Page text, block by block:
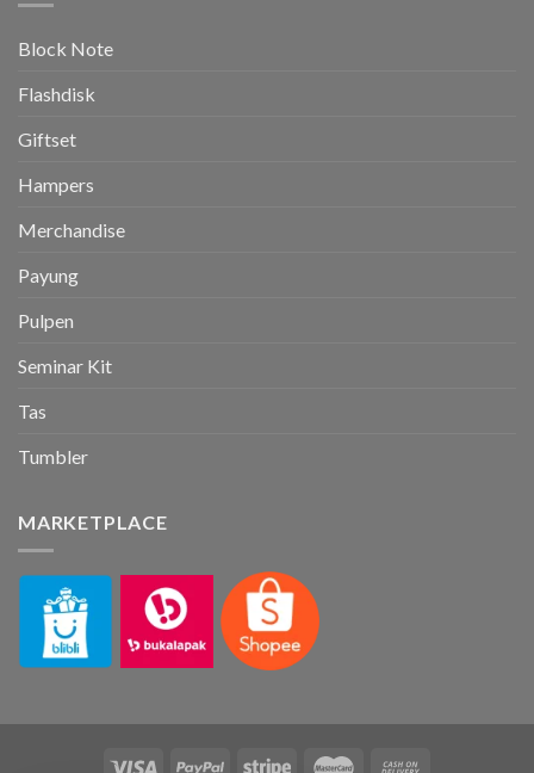
Block Note
Flashdisk
Giftset
Hampers
Merchandise
Payung
Pulpen
Seminar Kit
Tas
Tumbler
MARKETPLACE